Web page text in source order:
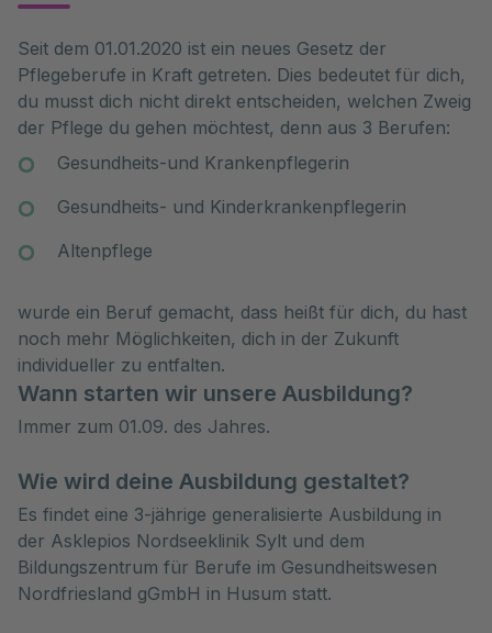
Seit dem 01.01.2020 ist ein neues Gesetz der
Pflegeberufe in Kraft getreten. Dies bedeutet für dich,
du musst dich nicht direkt entscheiden, welchen Zweig
der Pflege du gehen möchtest, denn aus 3 Berufen:
Gesundheits-und Krankenpflegerin
Gesundheits- und Kinderkrankenpflegerin
Altenpflege
wurde ein Beruf gemacht, dass heißt für dich, du hast
noch mehr Möglichkeiten, dich in der Zukunft
individueller zu entfalten.
Wann starten wir unsere Ausbildung?
Immer zum 01.09. des Jahres.
Wie wird deine Ausbildung gestaltet?
Es findet eine 3-jährige generalisierte Ausbildung in
der Asklepios Nordseeklinik Sylt und dem
Bildungszentrum für Berufe im Gesundheitswesen
Nordfriesland gGmbH in Husum statt.